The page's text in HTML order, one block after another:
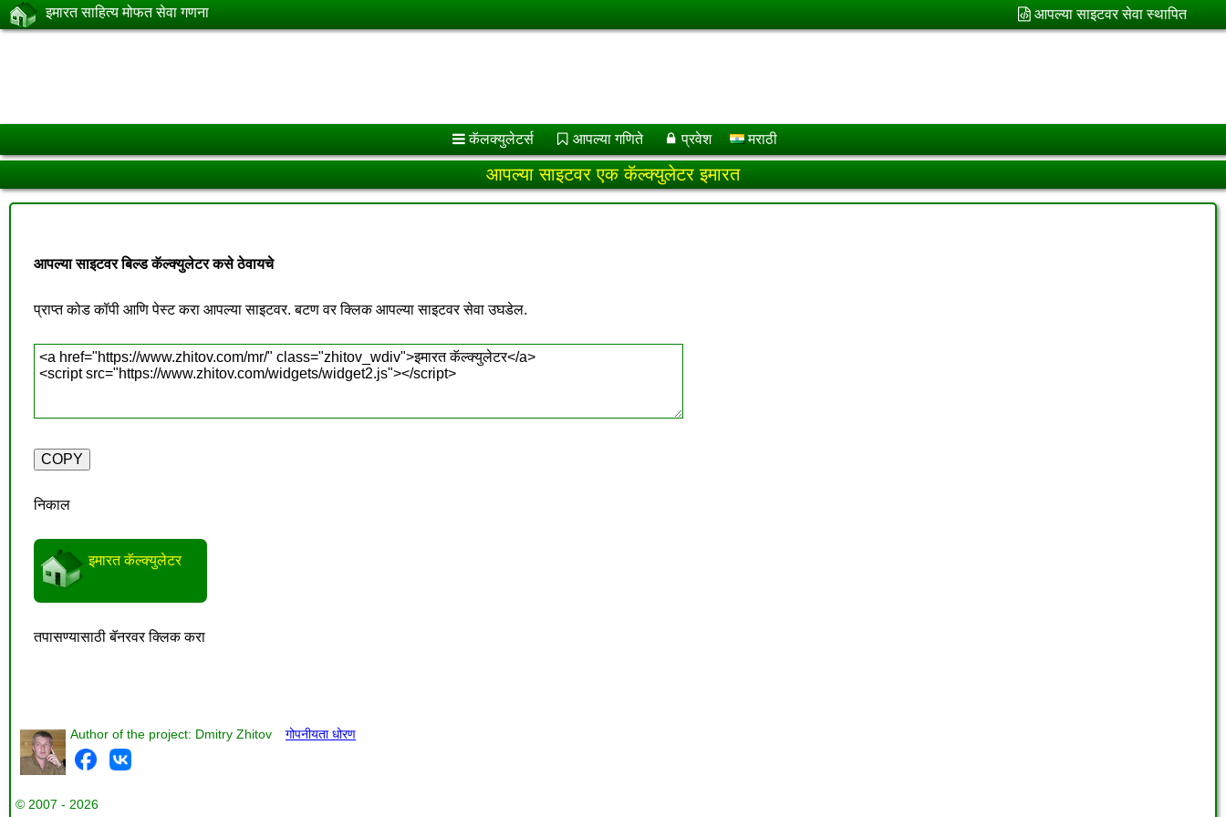
इमारत साहित्य मोफत सेवा गणना आपल्या साइटवर सेवा स्थापित
कॅलक्युलेटर्स आपल्या गणिते प्रवेश मराठी
आपल्या साइटवर एक कॅल्क्युलेटर इमारत
आपल्या साइटवर बिल्ड कॅल्क्युलेटर कसे ठेवायचे
प्राप्त कोड कॉपी आणि पेस्ट करा आपल्या साइटवर. बटण वर क्लिक आपल्या साइटवर सेवा उघडेल.
निकाल
इमारत कॅल्क्युलेटर
तपासण्यासाठी बॅनरवर क्लिक करा
Author of the project: Dmitry Zhitov
© 2007 - 2026
गोपनीयता धोरण